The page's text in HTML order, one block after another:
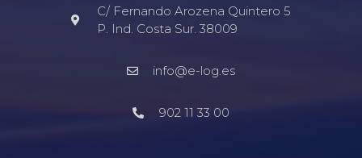
C/ Fernando Arozena Quintero 5
P. Ind. Costa Sur. 38009
info@e-log.es
902 11 33 00